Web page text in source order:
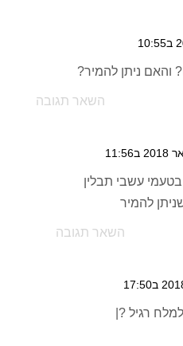
ניתן להמיר?
השאר תגובה
עשבי תבלין
להמיר
השאר תגובה
רגיל ?|